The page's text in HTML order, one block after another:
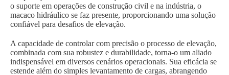
o suporte em operações de construção civil e na indústria, o
macaco hidráulico se faz presente, proporcionando uma solução
confiável para desafios de elevação.
A capacidade de controlar com precisão o processo de elevação,
combinada com sua robustez e durabilidade, torna-o um aliado
indispensável em diversos cenários operacionais. Sua eficácia se
estende além do simples levantamento de cargas, abrangendo